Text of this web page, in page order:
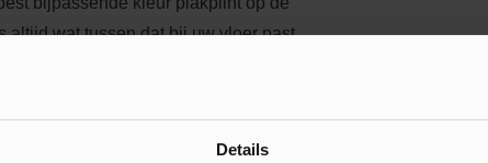
Details
altijd wat tussen dat bij uw vloer past.
van elke plint is voorzien van
om de plakplint te plaatsen.